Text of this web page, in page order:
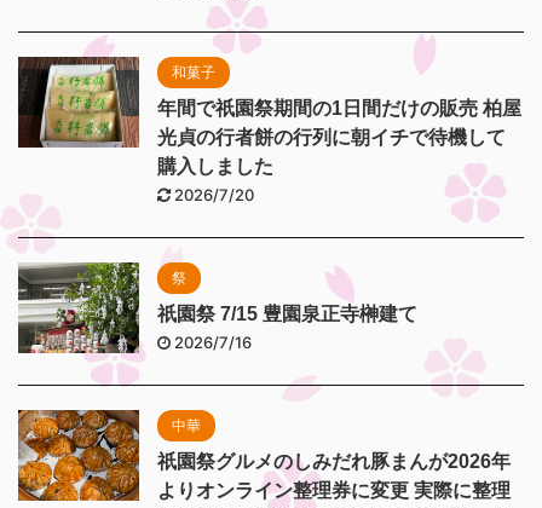
和菓子
年間で祇園祭期間の1日間だけの販売 柏屋
光貞の行者餅の行列に朝イチで待機して
購入しました
2026/7/20
祭
祇園祭 7/15 豊園泉正寺榊建て
2026/7/16
中華
祇園祭グルメのしみだれ豚まんが2026年
よりオンライン整理券に変更 実際に整理